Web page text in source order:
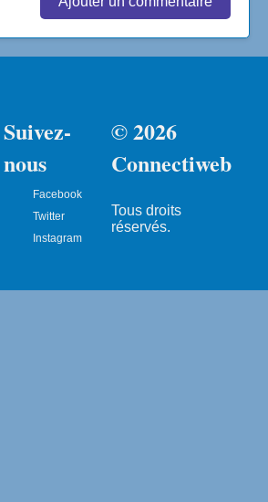
Suivez-
nous
Facebook
Twitter
Instagram
© 2026
Connectiweb
Tous droits
réservés.